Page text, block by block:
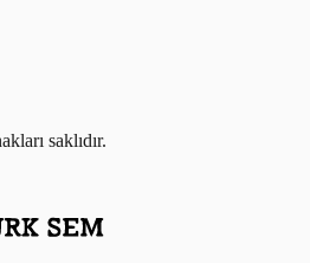
saklıdır.